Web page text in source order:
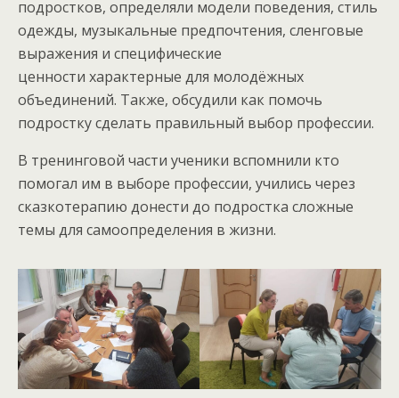
подростков, определяли модели поведения, стиль
одежды, музыкальные предпочтения, сленговые
выражения и специфические
ценности характерные для молодёжных
объединений. Также, обсудили как помочь
подростку сделать правильный выбор профессии.
В тренинговой части ученики вспомнили кто
помогал им в выборе профессии, учились через
сказкотерапию донести до подростка сложные
темы для самоопределения в жизни.